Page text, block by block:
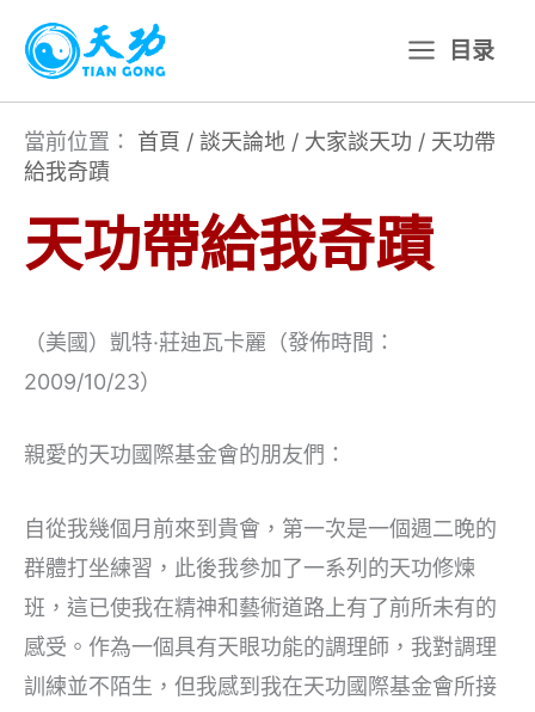
主
目录
當前位置： 首頁 / 談天論地 / 大家談天功 / 天功帶
給我奇蹟
天功帶給我奇蹟
（美國）凱特·莊迪瓦卡麗（發佈時間：
2009/10/23）
親愛的天功國際基金會的朋友們：
自從我幾個月前來到貴會，第一次是一個週二晚的
群體打坐練習，此後我參加了一系列的天功修煉
班，這已使我在精神和藝術道路上有了前所未有的
感受。作為一個具有天眼功能的調理師，我對調理
訓練並不陌生，但我感到我在天功國際基金會所接